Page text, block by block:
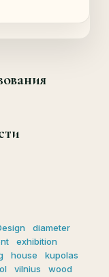
€.
diameter
exhibition
house
kupolas
vilnius
wood